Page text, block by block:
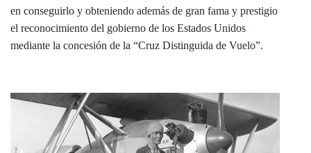
en conseguirlo y obteniendo además de gran fama y prestigio
el reconocimiento del gobierno de los Estados Unidos
mediante la concesión de la “Cruz Distinguida de Vuelo”.